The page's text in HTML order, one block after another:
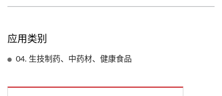
应用类别
04. 生技制药、中药材、健康食品